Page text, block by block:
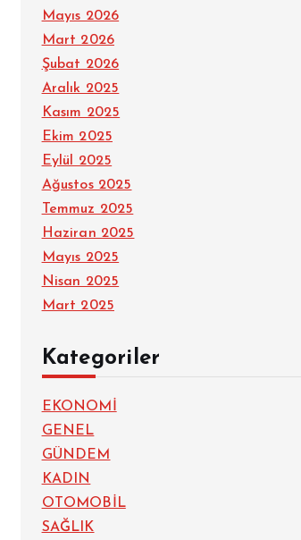
Mayıs 2026
Mart 2026
Şubat 2026
Aralık 2025
Kasım 2025
Ekim 2025
Eylül 2025
Ağustos 2025
Temmuz 2025
Haziran 2025
Mayıs 2025
Nisan 2025
Mart 2025
Kategoriler
EKONOMİ
GENEL
GÜNDEM
KADIN
OTOMOBİL
SAĞLIK